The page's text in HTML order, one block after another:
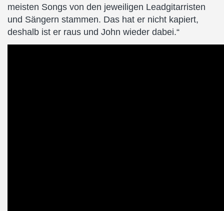
meisten Songs von den jeweiligen Leadgitarristen
und Sängern stammen. Das hat er nicht kapiert,
deshalb ist er raus und John wieder dabei.“